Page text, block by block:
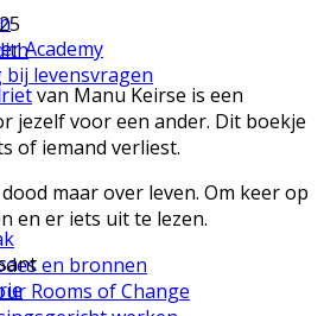
Academy
bij levensvragen
en bronnen
Rooms of Change
van Manu Keirse is een
jezelf voor een ander. Dit boekje
of iemand verliest.
maar over leven. Om keer op
en er iets uit te lezen.